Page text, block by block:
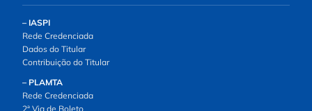
– IASPI
Rede Credenciada
Dados do Titular
Contribuição do Titular
– PLAMTA
Rede Credenciada
2ª Via de Boleto